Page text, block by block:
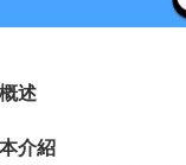
述
介紹